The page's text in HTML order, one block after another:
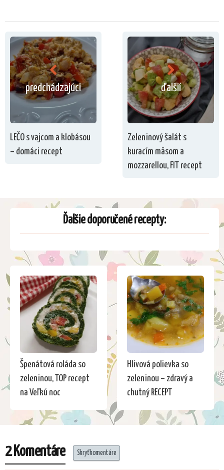
predchádzajúci
LEČO s vajcom a klobásou
– domáci recept
ďalšií
Zeleninový šalát s
kuracím mäsom a
mozzarellou, FIT recept
Ďalšie doporučené recepty:
Špenátová roláda so
zeleninou, TOP recept
na Veľkú noc
Hlivová polievka so
zeleninou – zdravý a
chutný RECEPT
2 Komentáre Skryť komentáre